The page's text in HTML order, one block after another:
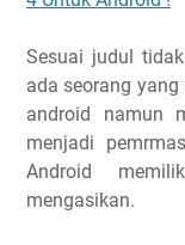
Sesuai judul
ada seorang
android namun
menjadi
Android
mengasikan.